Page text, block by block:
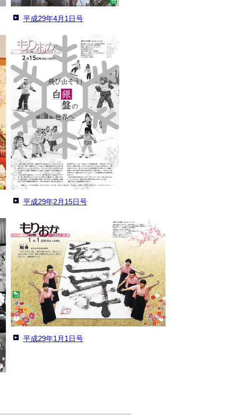
平成29年4月1日号
平成29年2月15日号
平成29年1月1日号